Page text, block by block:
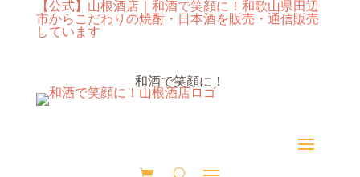
【公式】山根酒店｜和酒で笑顔に！和歌山県田辺
市からこだわりの焼酎・日本酒を販売・通信販売
しています
和酒で笑顔に！